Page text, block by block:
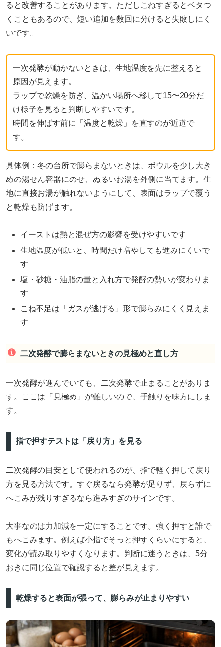
ると改善することがあります。ただしこねすぎるとベタつ
くこともあるので、短い追加を数回に分けると失敗しにく
いです。
一次発酵が動かないときは、生地温度を先に整えると
原因が見えます。
ラップで乾燥を防ぎ、温かい場所へ移して15〜20分だ
け様子を見ると判断しやすいです。
時間を伸ばす前に「温度と乾燥」を直すのが近道で
す。
具体例：冬の台所で膨らまないときは、ボウルを少し大き
めの湯せん容器にのせ、ぬるいお湯を外側に当てます。生
地に直接お湯が触れないようにして、表面はラップで覆う
と乾燥も防げます。
イーストは熱と混ぜ方の影響を受けやすいです
生地温度が低いと、時間だけ増やしても進みにくいで
す
塩・砂糖・油脂の量と入れ方で発酵の勢いが変わりま
す
こね不足は「ガスが逃げる」形で膨らみにくく見えま
す
二次発酵で膨らまないときの見極めと直し方
一次発酵が進んでいても、二次発酵で止まることがありま
す。ここは「見極め」が難しいので、手触りを味方にしま
す。
指で押すテストは「戻り方」を見る
二次発酵の目安として使われるのが、指で軽く押して戻り
方を見る方法です。すぐ戻るなら発酵が足りず、戻らずに
へこみが残りすぎるなら進みすぎのサインです。
大事なのは力加減を一定にすることです。強く押すと誰で
もへこみます。例えば小指でそっと押すくらいにすると、
変化が読み取りやすくなります。判断に迷うときは、5分
おきに同じ位置で確認すると差が見えます。
乾燥すると表面が張って、膨らみが止まりやすい